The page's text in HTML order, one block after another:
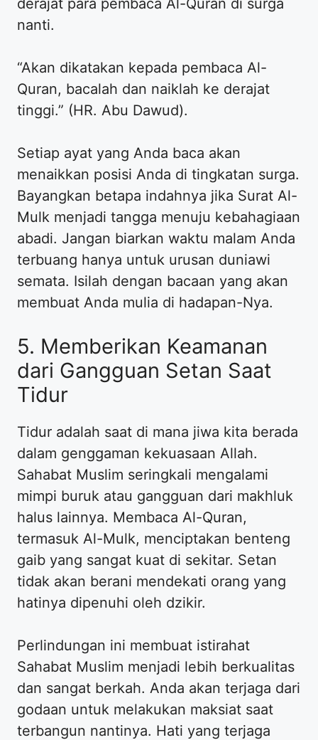
nanti.
“Akan dikatakan kepada pembaca Al-
Quran, bacalah dan naiklah ke derajat
tinggi.” (HR. Abu Dawud).
Setiap ayat yang Anda baca akan
menaikkan posisi Anda di tingkatan surga.
Bayangkan betapa indahnya jika Surat Al-
Mulk menjadi tangga menuju kebahagiaan
abadi. Jangan biarkan waktu malam Anda
terbuang hanya untuk urusan duniawi
semata. Isilah dengan bacaan yang akan
membuat Anda mulia di hadapan-Nya.
5. Memberikan Keamanan
dari Gangguan Setan Saat
Tidur
Tidur adalah saat di mana jiwa kita berada
dalam genggaman kekuasaan Allah.
Sahabat Muslim seringkali mengalami
mimpi buruk atau gangguan dari makhluk
halus lainnya. Membaca Al-Quran,
termasuk Al-Mulk, menciptakan benteng
gaib yang sangat kuat di sekitar. Setan
tidak akan berani mendekati orang yang
hatinya dipenuhi oleh dzikir.
Perlindungan ini membuat istirahat
Sahabat Muslim menjadi lebih berkualitas
dan sangat berkah. Anda akan terjaga dari
godaan untuk melakukan maksiat saat
terbangun nantinya. Hati yang terjaga